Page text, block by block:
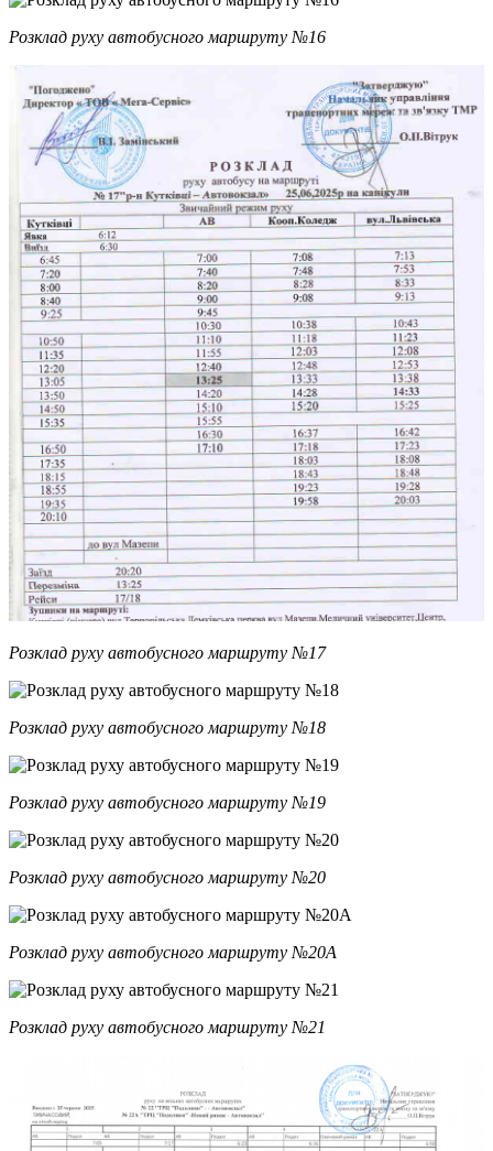
Розклад руху автобусного маршруту №16
Розклад руху автобусного маршруту №17
Розклад руху автобусного маршруту №18
Розклад руху автобусного маршруту №19
Розклад руху автобусного маршруту №20
Розклад руху автобусного маршруту №20А
Розклад руху автобусного маршруту №21